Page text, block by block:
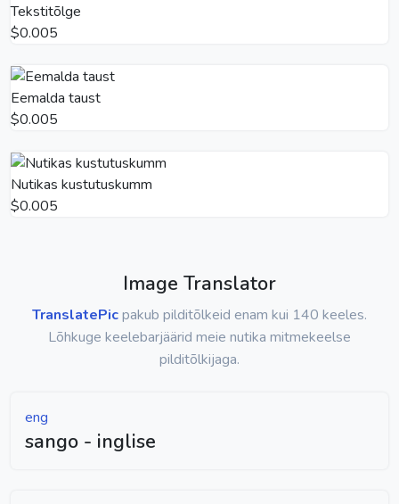
Tekstitõlge
$0.005
Eemalda taust
$0.005
Nutikas kustutuskumm
$0.005
Image Translator
TranslatePicpakub pilditõlkeid enam kui 140 keeles.
Lõhkuge keelebarjäärid meie nutika mitmekeelse
pilditõlkijaga.
eng
sango - inglise